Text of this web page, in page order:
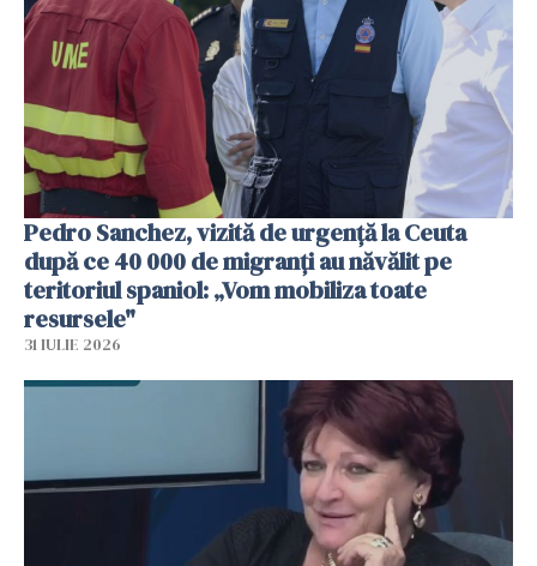
Pedro Sanchez, vizită de urgență la Ceuta
după ce 40 000 de migranți au năvălit pe
teritoriul spaniol: „Vom mobiliza toate
resursele"
31 IULIE 2026